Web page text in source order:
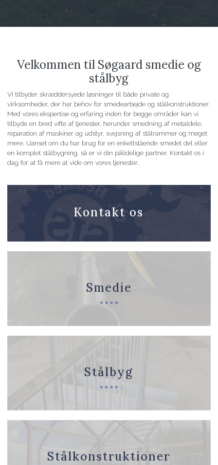
Smedie
Kontakt os
Stålbyg
Velkommen til Søgaard smedie og
stålbyg
Vi tilbyder skræddersyede løsninger til både private og
virksomheder, der har behov for smedearbejde og stålkonstruktioner.
Med vores ekspertise og erfaring inden for begge områder kan vi
tilbyde en bred vifte af tjenester, herunder smedning af metaldele,
reparation af maskiner og udstyr, svejsning af stålrammer og meget
mere. Uanset om du har brug for en enkeltstående smedet del eller
en komplet stålbygning, så er vi din pålidelige partner. Kontakt os i
dag for at få mere at vide om vores tjenester.
Stålkonstruktioner